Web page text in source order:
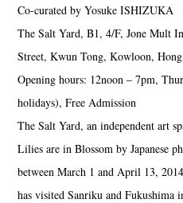
News Exhibition Members
Co-curated by Yosuke ISHIZUKA
The Salt Yard, B1, 4/F, Jone Mult
Street, Kwun Tong, Kowloon,
Opening hours: 12noon – 7pm,
holidays), Free Admission
The Salt Yard, an independent art
Lilies are in Blossom by Japanese
between March 1 and April 13,
has visited Sanriku and Fukushima